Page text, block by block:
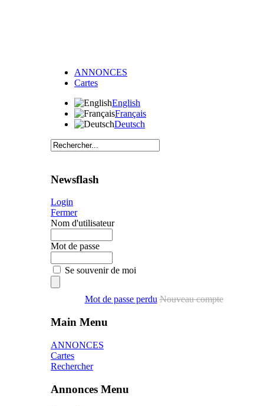
ANNONCES
Cartes
English
Français
Deutsch
Newsflash
Login
Fermer
Nom d'utilisateur
Mot de passe
Se souvenir de moi
Mot de passe perdu Nouveau compte
Main Menu
ANNONCES
Cartes
Rechercher
Annonces Menu